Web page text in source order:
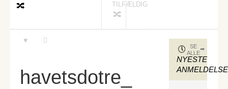
TILFÆLDIG
havetsdotre_
NYESTE
SE
ALLE